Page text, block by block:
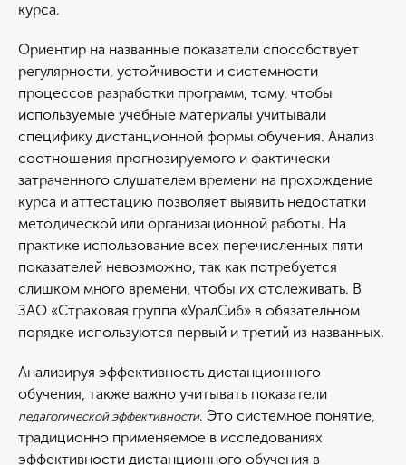
курса.
Ориентир на названные показатели способствует
регулярности, устойчивости и системности
процессов разработки программ, тому, чтобы
используемые учебные материалы учитывали
специфику дистанционной формы обучения. Анализ
соотношения прогнозируемого и фактически
затраченного слушателем времени на прохождение
курса и аттестацию позволяет выявить недостатки
методической или организационной работы. На
практике использование всех перечисленных пяти
показателей невозможно, так как потребуется
слишком много времени, чтобы их отслеживать. В
ЗАО «Страховая группа «УралСиб» в обязательном
порядке используются первый и третий из названных.
Анализируя эффективность дистанционного
обучения, также важно учитывать показатели
педагогической эффективности. Это системное понятие,
традиционно применяемое в исследованиях
эффективности дистанционного обучения в